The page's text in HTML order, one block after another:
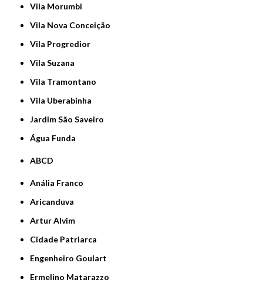
Vila Morumbi
Vila Nova Conceição
Vila Progredior
Vila Suzana
Vila Tramontano
Vila Uberabinha
jardim São Saveiro
Água Funda
ABCD
Anália Franco
Aricanduva
Artur Alvim
Cidade Patriarca
Engenheiro Goulart
Ermelino Matarazzo